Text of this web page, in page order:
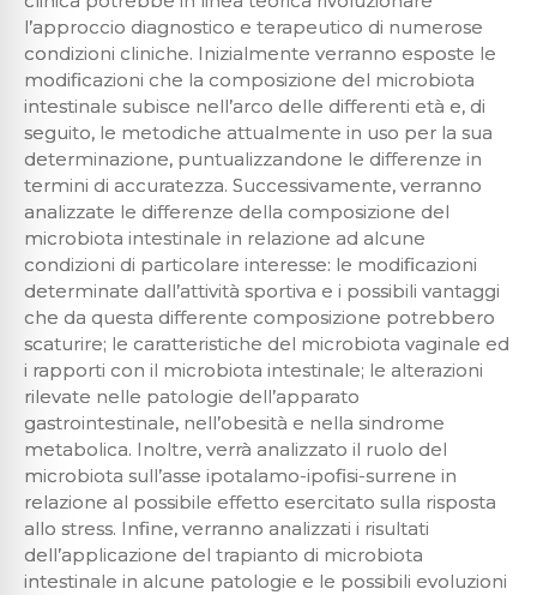
l’approccio diagnostico e terapeutico di numerose
condizioni cliniche. Inizialmente verranno esposte le
modificazioni che la composizione del microbiota
intestinale subisce nell’arco delle differenti età e, di
seguito, le metodiche attualmente in uso per la sua
determinazione, puntualizzandone le differenze in
termini di accuratezza. Successivamente, verranno
analizzate le differenze della composizione del
microbiota intestinale in relazione ad alcune
condizioni di particolare interesse: le modificazioni
determinate dall’attività sportiva e i possibili vantaggi
che da questa differente composizione potrebbero
scaturire; le caratteristiche del microbiota vaginale ed
i rapporti con il microbiota intestinale; le alterazioni
rilevate nelle patologie dell’apparato
gastrointestinale, nell’obesità e nella sindrome
metabolica. Inoltre, verrà analizzato il ruolo del
microbiota sull’asse ipotalamo-ipofisi-surrene in
relazione al possibile effetto esercitato sulla risposta
allo stress. Infine, verranno analizzati i risultati
dell’applicazione del trapianto di microbiota
intestinale in alcune patologie e le possibili evoluzioni